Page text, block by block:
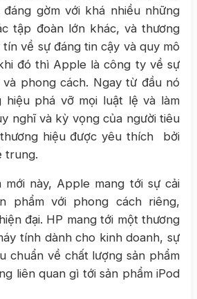
gờm với khá nhiều những
tập đoàn lớn khác, và thương
về sự đáng tin cậy và quy mô
đó thì Apple là công ty về sự
phong cách. Ngay từ đầu nó
hiệu phá vỡ mọi luật lệ và làm
nghĩ và kỳ vọng của người tiêu
hiệu được yêu thích bởi
trung.
mới này, Apple mang tới sự cải
phẩm với phong cách riêng,
đại. HP mang tới một thương
tính dành cho kinh doanh, sự
chuẩn về chất lượng sản phẩm
liên quan gì tới sản phẩm iPod